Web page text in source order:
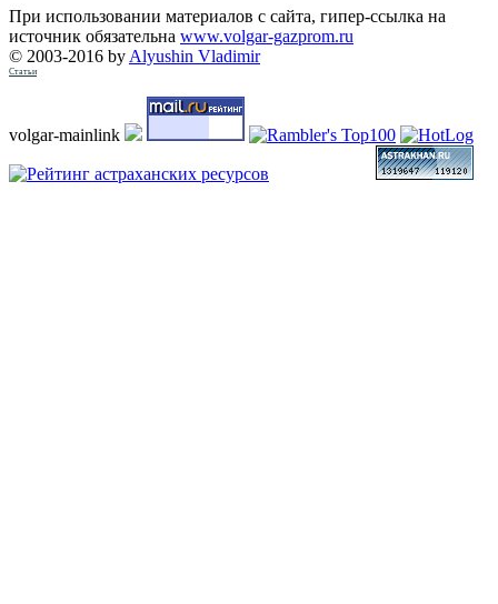
При использовании материалов с сайта, гипер-ссылка на
источник обязательна www.volgar-gazprom.ru
© 2003-2016 by Alyushin Vladimir
Статьи
volgar-mainlink